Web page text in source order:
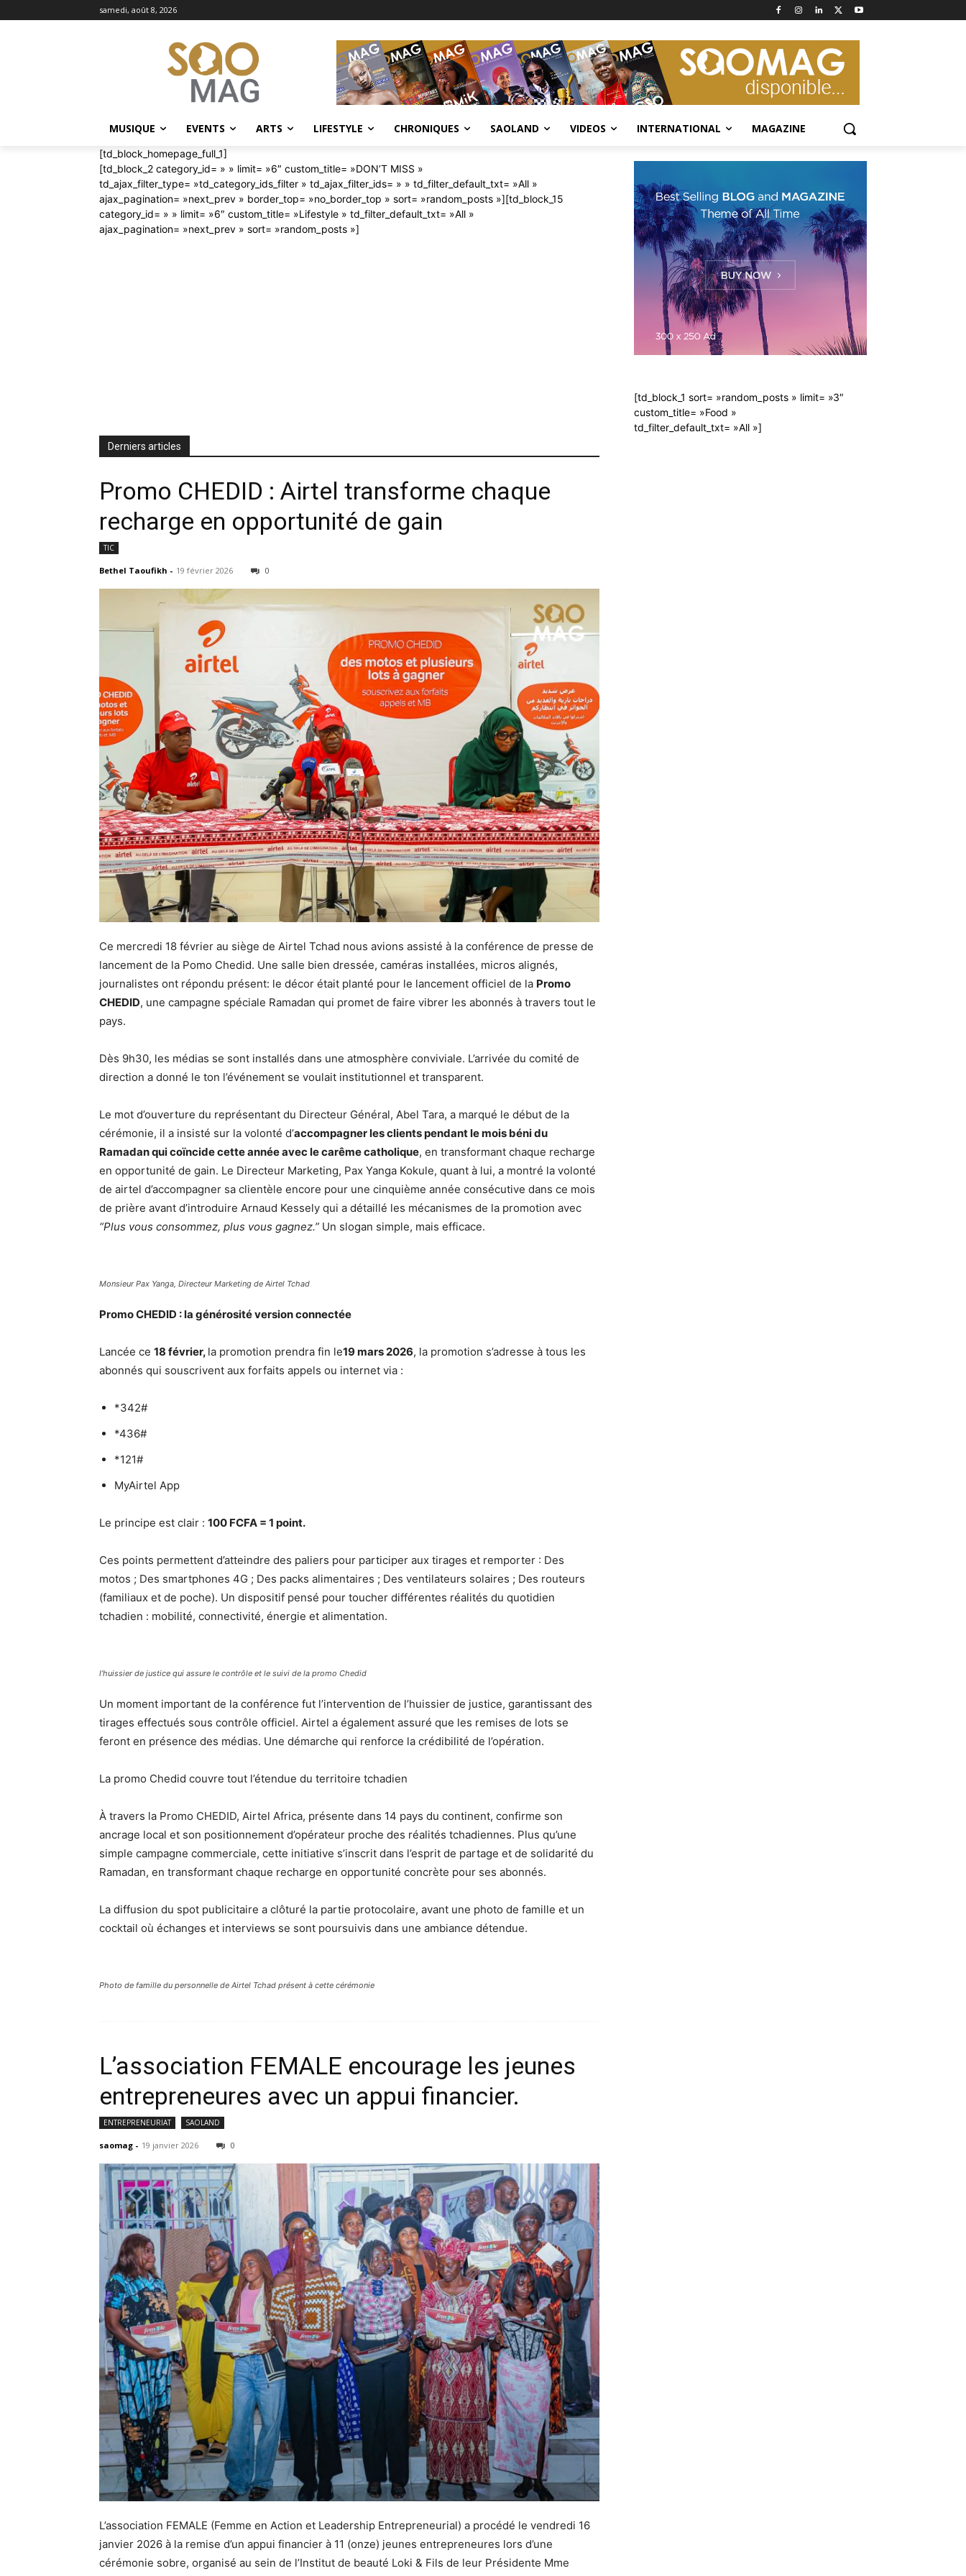
samedi, août 8, 2026
MUSIQUE EVENTS ARTS LIFESTYLE CHRONIQUES SAOLAND VIDEOS INTERNATIONAL MAGAZINE
[td_block_homepage_full_1]
[td_block_2 category_id= » » limit= »6″ custom_title= »DON’T MISS »
td_ajax_filter_type= »td_category_ids_filter » td_ajax_filter_ids= » » td_filter_default_txt= »All »
ajax_pagination= »next_prev » border_top= »no_border_top » sort= »random_posts »][td_block_15
category_id= » » limit= »6″ custom_title= »Lifestyle » td_filter_default_txt= »All »
ajax_pagination= »next_prev » sort= »random_posts »]
[td_block_1 sort= »random_posts » limit= »3″
custom_title= »Food »
td_filter_default_txt= »All »]
Derniers articles
Promo CHEDID : Airtel transforme chaque
recharge en opportunité de gain
TIC
Bethel Taoufikh - 19 février 2026 0
Ce mercredi 18 février au siège de Airtel Tchad nous avions assisté à la conférence de presse de
lancement de la Pomo Chedid. Une salle bien dressée, caméras installées, micros alignés,
journalistes ont répondu présent: le décor était planté pour le lancement officiel de la Promo
CHEDID, une campagne spéciale Ramadan qui promet de faire vibrer les abonnés à travers tout le
pays.
Dès 9h30, les médias se sont installés dans une atmosphère conviviale. L’arrivée du comité de
direction a donné le ton l’événement se voulait institutionnel et transparent.
Le mot d’ouverture du représentant du Directeur Général, Abel Tara, a marqué le début de la
cérémonie, il a insisté sur la volonté d’accompagner les clients pendant le mois béni du
Ramadan qui coïncide cette année avec le carême catholique, en transformant chaque recharge
en opportunité de gain. Le Directeur Marketing, Pax Yanga Kokule, quant à lui, a montré la volonté
de airtel d’accompagner sa clientèle encore pour une cinquième année consécutive dans ce mois
de prière avant d’introduire Arnaud Kessely qui a détaillé les mécanismes de la promotion avec
“Plus vous consommez, plus vous gagnez.” Un slogan simple, mais efficace.
Monsieur Pax Yanga, Directeur Marketing de Airtel Tchad
Promo CHEDID : la générosité version connectée
Lancée ce 18 février, la promotion prendra fin le19 mars 2026, la promotion s’adresse à tous les
abonnés qui souscrivent aux forfaits appels ou internet via :
*342#
*436#
*121#
MyAirtel App
Le principe est clair : 100 FCFA = 1 point.
Ces points permettent d’atteindre des paliers pour participer aux tirages et remporter : Des
motos ; Des smartphones 4G ; Des packs alimentaires ; Des ventilateurs solaires ; Des routeurs
(familiaux et de poche). Un dispositif pensé pour toucher différentes réalités du quotidien
tchadien : mobilité, connectivité, énergie et alimentation.
l’huissier de justice qui assure le contrôle et le suivi de la promo Chedid
Un moment important de la conférence fut l’intervention de l’huissier de justice, garantissant des
tirages effectués sous contrôle officiel. Airtel a également assuré que les remises de lots se
feront en présence des médias. Une démarche qui renforce la crédibilité de l’opération.
La promo Chedid couvre tout l’étendue du territoire tchadien
À travers la Promo CHEDID, Airtel Africa, présente dans 14 pays du continent, confirme son
ancrage local et son positionnement d’opérateur proche des réalités tchadiennes. Plus qu’une
simple campagne commerciale, cette initiative s’inscrit dans l’esprit de partage et de solidarité du
Ramadan, en transformant chaque recharge en opportunité concrète pour ses abonnés.
La diffusion du spot publicitaire a clôturé la partie protocolaire, avant une photo de famille et un
cocktail où échanges et interviews se sont poursuivis dans une ambiance détendue.
Photo de famille du personnelle de Airtel Tchad présent à cette cérémonie
L’association FEMALE encourage les jeunes
entrepreneures avec un appui financier.
ENTREPRENEURIAT SAOLAND
saomag - 19 janvier 2026 0
L’association FEMALE (Femme en Action et Leadership Entrepreneurial) a procédé le vendredi 16
janvier 2026 à la remise d’un appui financier à 11 (onze) jeunes entrepreneures lors d’une
cérémonie sobre, organisé au sein de l’Institut de beauté Loki & Fils de leur Présidente Mme